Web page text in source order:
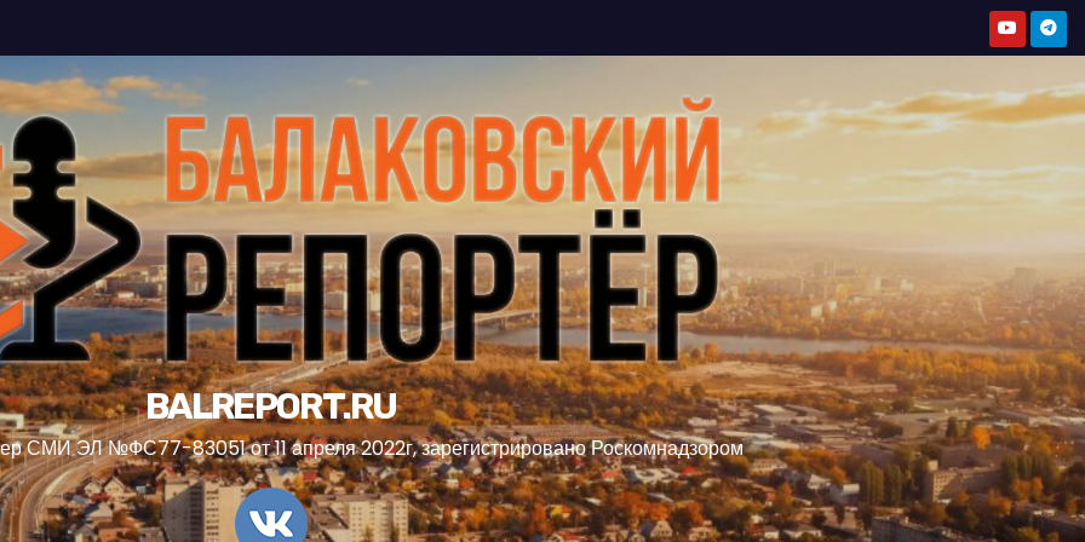
BALREPORT.RU
СМИ ЭЛ №ФС77-83051 от 11 апреля 2022г, зарегистрировано Роскомнадзором